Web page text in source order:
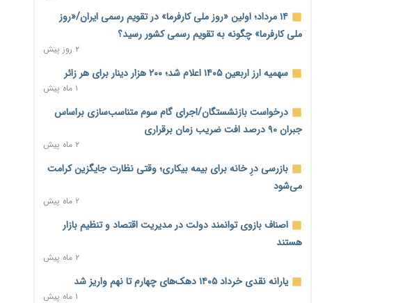
۲ روز پیش
نماینده مجلس: توسعه مرزهای زمینی به راهبرد تأمین کالاهای
۲ روز پیش
خانه کارگر قزوین: شکاف دستمزد و هزینه معیشت هر روز عمیق‌تر
می‌شود
رئیس سازمان امور مالیاتی: بلاگرهای پردرآمد مشمول پرداخت
مالیات هستند
پیش‌بینی افزایش تولید برنج؛ نیاز وارداتی کشور به ۵۰۰ هزار تن
کاهش می‌یابد
امضای تفاهم‌نامه تجاری ایران و پاکستان؛ هدف‌گذاری تجارت ۱۰
میلیارد دلاری
۲ روز پیش
۱۴ مرداد؛ اولین «روز ملی کارفرما» در تقویم رسمی ایران/«روز
ملی کارفرما» چگونه به تقویم رسمی کشور رسید؟
۲ روز پیش
سهمیه ارز اربعین ۱۴۰۵ اعلام شد؛ ۲۰۰ هزار دینار برای هر زائر
۱ ماه پیش
درخواست بازنشستگان/اجرای گام سوم متناسب‌سازی براساس
جبران ۹۰ درصد افت ضریب زمان برقراری
۲ ماه پیش
بازرسی درِ خانه برای بیمه بیکاری؛ وقتی نظارت جایگزین کرامت
می‌شود
۲ ماه پیش
اصناف بازوی توانمند دولت در مدیریت اقتصاد و تنظیم بازار
هستند
۲ ماه پیش
یارانه نقدی خرداد ۱۴۰۵ دهک‌های چهارم تا نهم واریز شد
۱ ماه پیش